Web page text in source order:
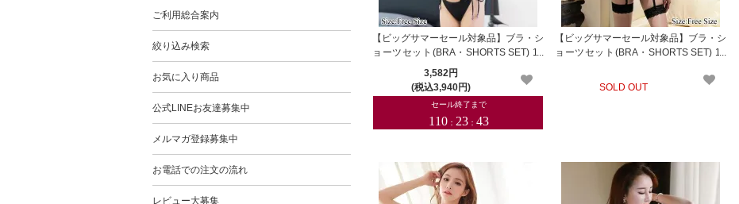
【ビッグサマーセール対象品】ブラ・シ
ョーツセット(BRA・SHORTS SET) 12
3,582円
(税込3,940円)
【ビッグサマーセール対象品】ブラ・シ
ョーツセット(BRA・SHORTS SET) 10
SOLD OUT
ご利用総合案内
絞り込み検索
お気に入り商品
公式LINEお友達募集中
メルマガ登録募集中
お電話での注文の流れ
レビュー大募集